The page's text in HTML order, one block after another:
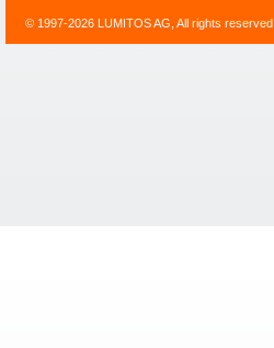
© 1997-2026 LUMITOS AG, All rights reserved